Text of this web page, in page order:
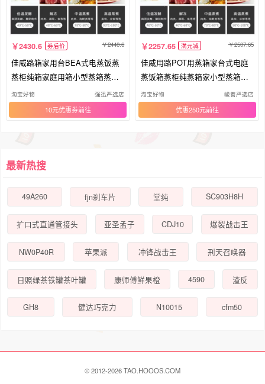
2430.6 券后价 2440.6
佳威路箱家用台BEA式电蒸饭蒸
蒸柜纯箱家庭用箱小型蒸箱蒸汽
电汽
淘宝好物 强迅严选店
10元优惠券
2257.65 满元减 2507.65
佳威用路POT用蒸箱家台式电庭
蒸饭箱蒸柜纯蒸箱家小型蒸箱蒸
汽电
淘宝好物 峻善严选店
优惠250元
最新热搜
49A260 fjn刹车片 堂纯 SC903H8H
扩口式直通管接头 亚圣孟子 CDJ10 爆裂战击王
NW0P40R 苹果派 冲锋战击王 刑天召唤器
日照绿茶铁罐茶叶罐 康师傅鲜果橙 4590 渣反
GH8 健达巧克力 N10015 cfm50
© 2012-2026 TAO.HOOOS.COM